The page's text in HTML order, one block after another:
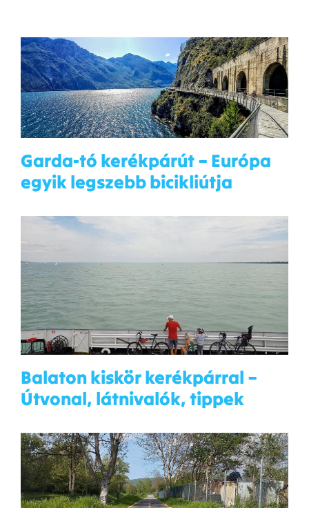
Garda-tó kerékpárút – Európa
egyik legszebb bicikliútja
Balaton kiskör kerékpárral –
Útvonal, látnivalók, tippek